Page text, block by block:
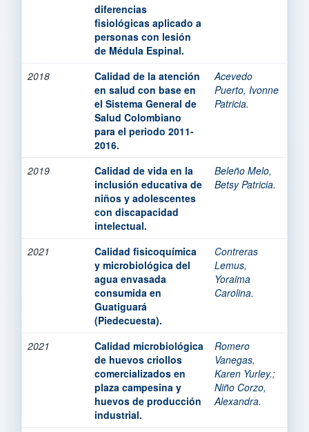
diferencias
fisiológicas aplicado a
personas con lesión
de Médula Espinal.
2018
Calidad de la atención
en salud con base en
el Sistema General de
Salud Colombiano
para el periodo 2011-
2016.
Acevedo
Puerto, Ivonne
Patricia.
2019
Calidad de vida en la
inclusión educativa de
niños y adolescentes
con discapacidad
intelectual.
Beleño Melo,
Betsy Patricia.
2021
Calidad fisicoquímica
y microbiológica del
agua envasada
consumida en
Guatiguará
(Piedecuesta).
Contreras
Lemus,
Yoraima
Carolina.
2021
Calidad microbiológica
de huevos criollos
comercializados en
plaza campesina y
huevos de producción
industrial.
Romero
Vanegas,
Karen Yurley.;
Niño Corzo,
Alexandra.